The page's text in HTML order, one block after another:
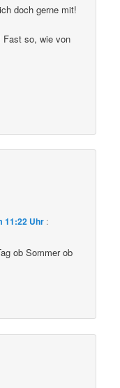
doch gerne mit!
Fast so, wie von
11:22 Uhr :
ob Sommer ob